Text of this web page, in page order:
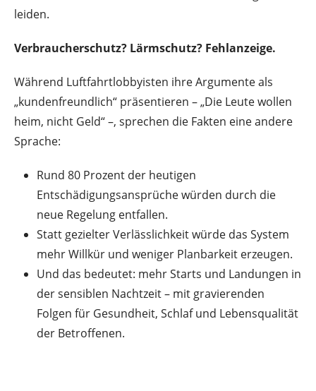
leiden.
Verbraucherschutz? Lärmschutz? Fehlanzeige.
Während Luftfahrtlobbyisten ihre Argumente als
„kundenfreundlich“ präsentieren – „Die Leute wollen
heim, nicht Geld“ –, sprechen die Fakten eine andere
Sprache:
Rund 80 Prozent der heutigen
Entschädigungsansprüche würden durch die
neue Regelung entfallen.
Statt gezielter Verlässlichkeit würde das System
mehr Willkür und weniger Planbarkeit erzeugen.
Und das bedeutet: mehr Starts und Landungen in
der sensiblen Nachtzeit – mit gravierenden
Folgen für Gesundheit, Schlaf und Lebensqualität
der Betroffenen.